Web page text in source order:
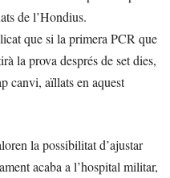
de l’Hondius.
que si la primera PCR que
la prova després de set dies,
canvi, aïllats en aquest
la possibilitat d’ajustar
acaba a l’hospital militar,